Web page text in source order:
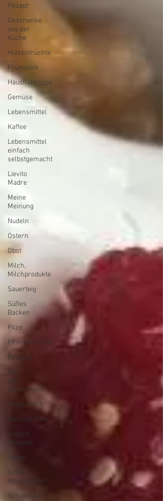
Rezept
Geschenke
aus der
Küche
Hülsenfrüchte
Frühstück
Haushaltstipps
Gemüse
Lebensmittel
Kaffee
Lebensmittel
einfach
selbstgemacht
Lievito
Madre
Meine
Meinung
Nudeln
Ostern
Obst
Milch,
Milchprodukte
Sauerteig
Süßes
Backen
Pilze
Pflanzenkunde
Rezepte
Wie
geht
Abnehmen?
Vegetarisch
Weihnachten
Vegane
Rezepte
Suppe
Schule
Kindergarten
Schokolade